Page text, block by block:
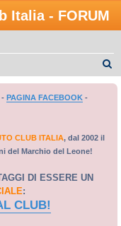
Italia - FORUM
PAGINA FACEBOOK-
CLUB ITALIA, dal 2002 il
del Marchio del Leone!
DI ESSERE UN
:
CLUB!